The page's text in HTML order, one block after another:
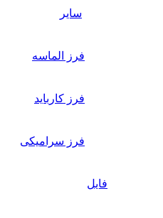
سایر
فرز الماسه
فرز کارباید
فرز سرامیکی
فایل